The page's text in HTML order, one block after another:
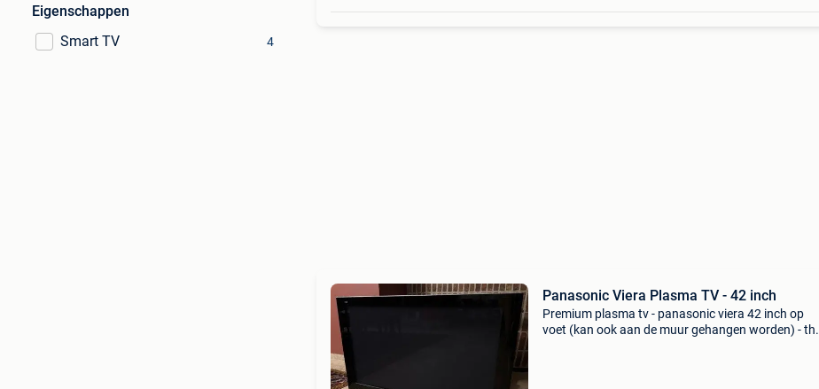
Eigenschappen
Smart TV
4
Panasonic Viera Plasma TV - 42 inch
Premium plasma tv - panasonic viera 42 inch op
voet (kan ook aan de muur gehangen worden) - th-